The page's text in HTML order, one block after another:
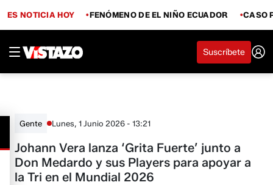
ES NOTICIA HOY FENÓMENO DE EL NIÑO ECUADOR CASO
Suscríbete
Gente Lunes, 1 Junio 2026 - 13:21
Johann Vera lanza ‘Grita Fuerte’ junto a
Don Medardo y sus Players para apoyar a
la Tri en el Mundial 2026